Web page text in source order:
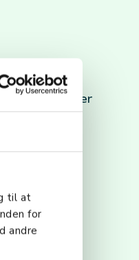
til at
for
andre
er
og
for nye